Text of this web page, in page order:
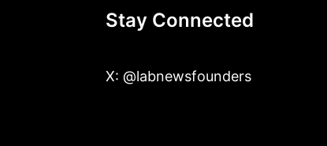
Stay Connected
X: @labnewsfounders